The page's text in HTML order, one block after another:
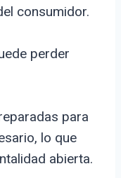
consumidor.
perder
para
lo que
abierta.